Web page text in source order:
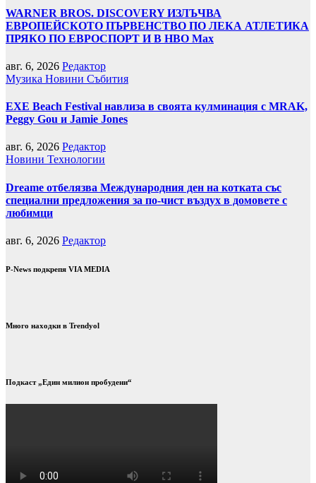
WARNER BROS. DISCOVERY ИЗЛЪЧВА
ЕВРОПЕЙСКОТО ПЪРВЕНСТВО ПО ЛЕКА АТЛЕТИКА
ПРЯКО ПО ЕВРОСПОРТ И В НВО Мах
авг. 6, 2026 Редактор
Музика Новини Събития
EXE Beach Festival навлиза в своята кулминация с MRAK,
Peggy Gou и Jamie Jones
авг. 6, 2026 Редактор
Новини Технологии
Dreame отбелязва Международния ден на котката със
специални предложения за по-чист въздух в домовете с
любимци
авг. 6, 2026 Редактор
P-News подкрепя VIA MEDIA
Много находки в Trendyol
Подкаст „Един милион пробудени“